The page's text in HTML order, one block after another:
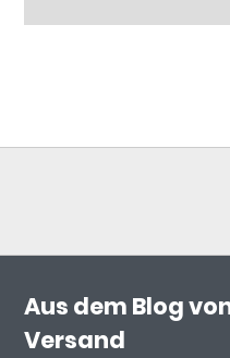
Aus dem Blog von
Versand